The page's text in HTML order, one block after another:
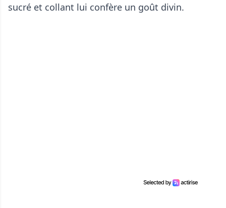
sucré et collant lui confère un goût divin.